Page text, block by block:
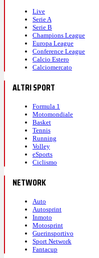
Live
Serie A
Serie B
Champions League
Europa League
Conference League
Calcio Estero
Calciomercato
ALTRI SPORT
Formula 1
Motomondiale
Basket
Tennis
Running
Volley
eSports
Ciclismo
NETWORK
Auto
Autosprint
Inmoto
Motosprint
Guerinsportivo
Sport Network
Fantacup